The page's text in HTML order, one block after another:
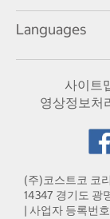
Languages
사이트
영상정보처
(주)코스트코 코
14347 경기도 광
| 사업자 등록번